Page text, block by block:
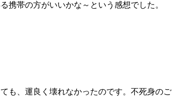
携帯の方がいいかな～という感想でした。
も、運良く壊れなかったのです。不死身のご